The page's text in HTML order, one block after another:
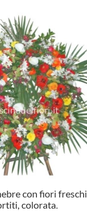
con fiori freschi
colorata.